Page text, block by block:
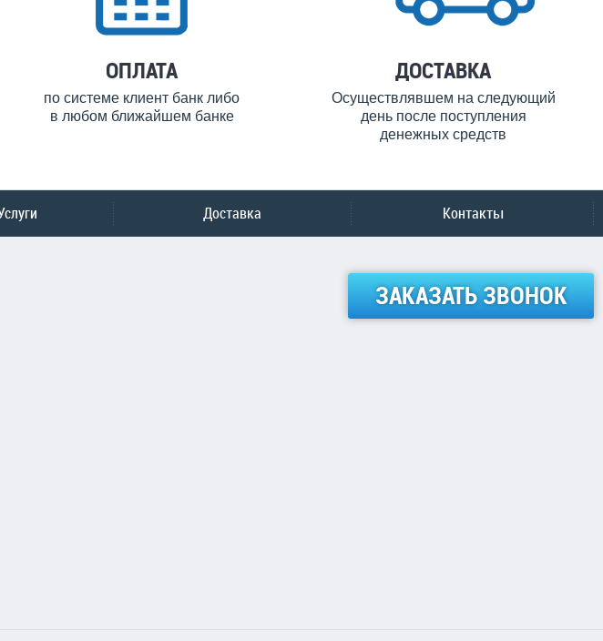
ОПЛАТА
по системе клиент банк либо
в любом ближайшем банке
ДОСТАВКА
Осуществлявшем на следующий
день после поступления
денежных средств
Доставка Контакты
ЗАКАЗАТЬ ЗВОНОК